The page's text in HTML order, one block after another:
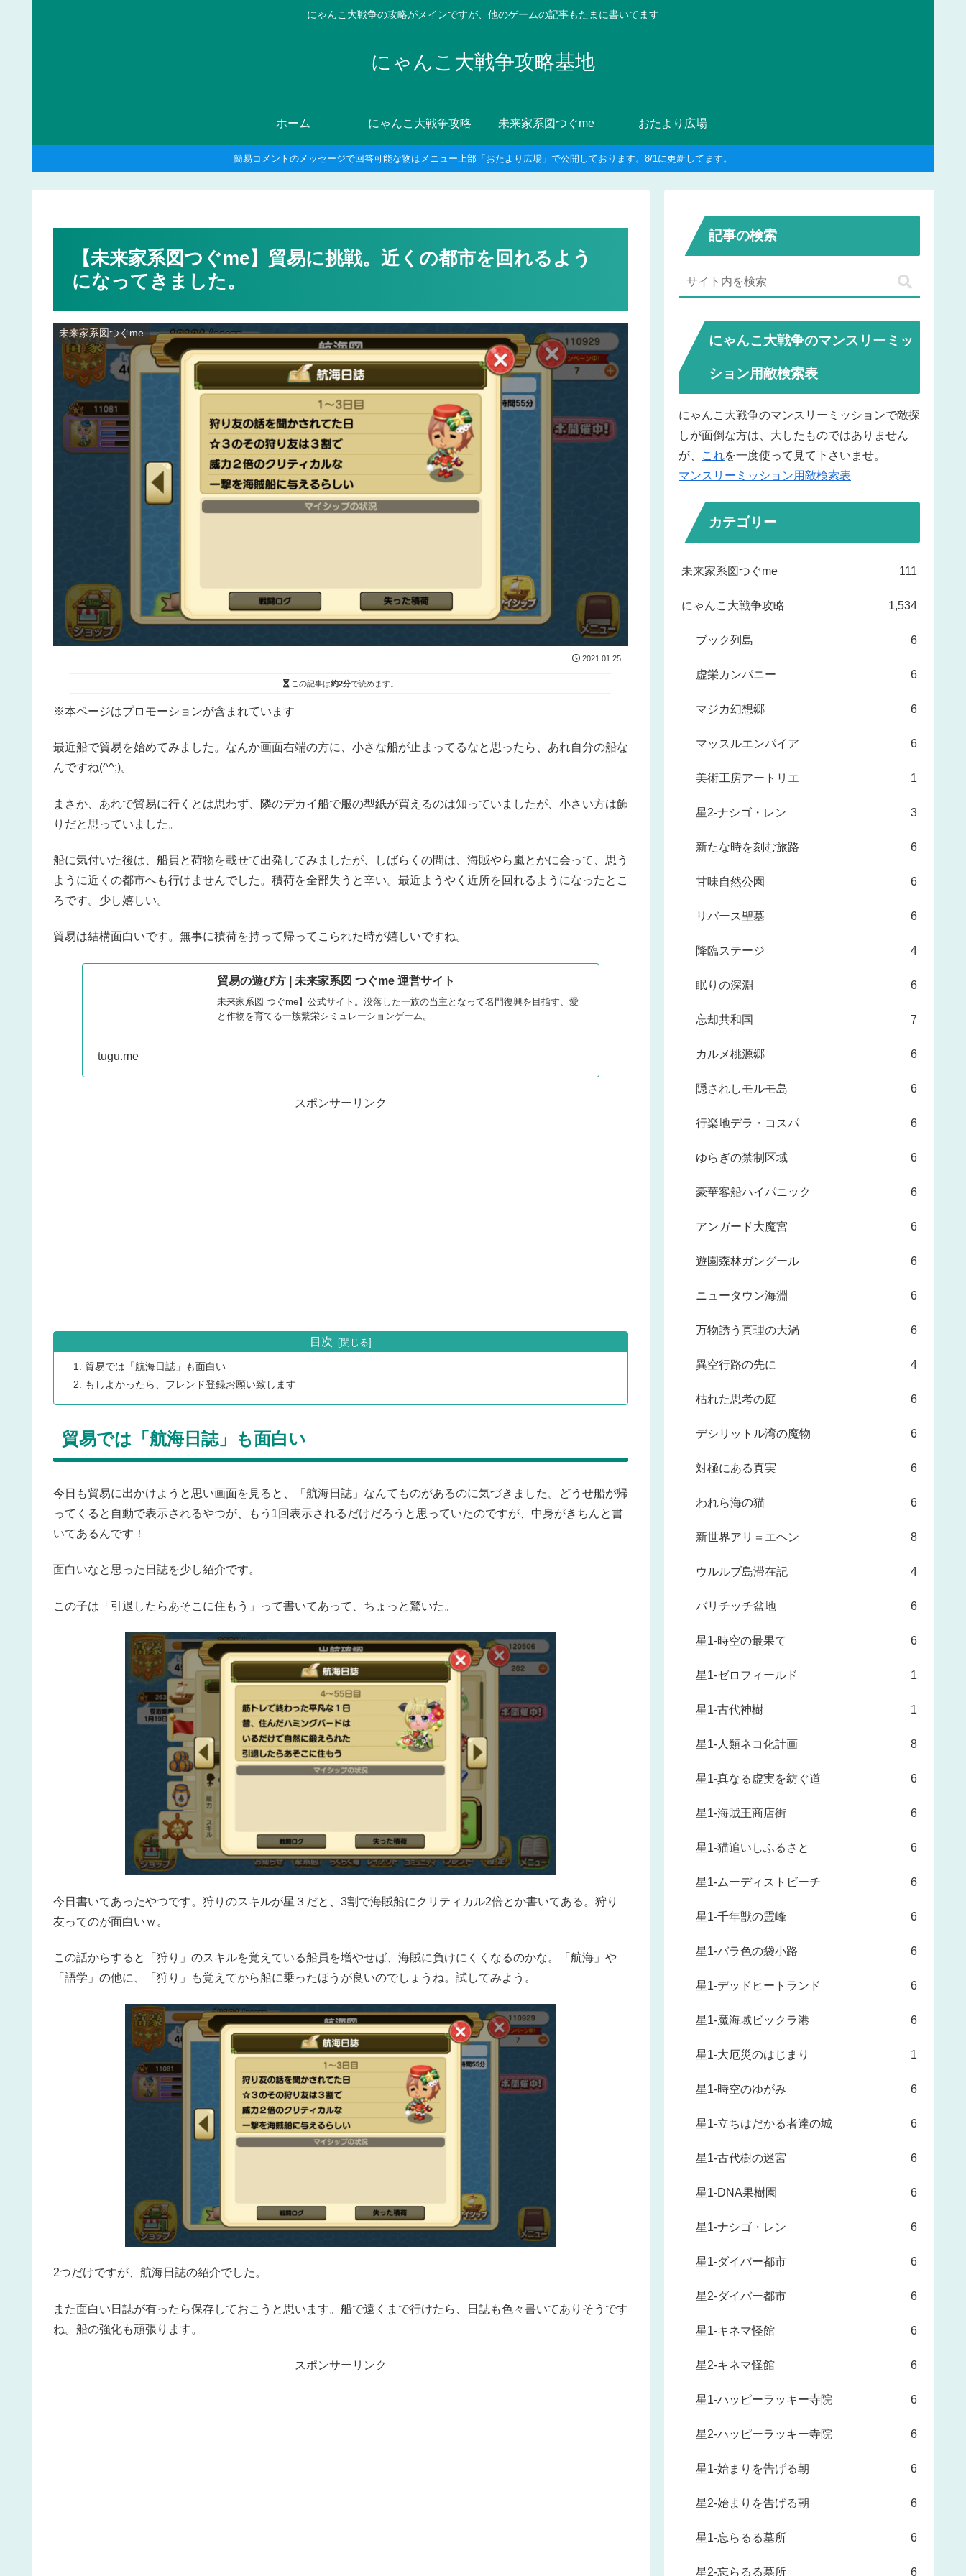
にゃんこ大戦争の攻略がメインですが、他のゲームの記事もたまに書いてます
にゃんこ大戦争攻略基地
ホーム にゃんこ大戦争攻略 未来家系図つぐme おたより広場
簡易コメントのメッセージで回答可能な物はメニュー上部「おたより広場」で公開しております。8/1に更新してます。
【未来家系図つぐme】貿易に挑戦。近くの都市を回れるよう
になってきました。
未来家系図つぐme
2021.01.25
この記事は約2分で読めます。
※本ページはプロモーションが含まれています
最近船で貿易を始めてみました。なんか画面右端の方に、小さな船が止まってるなと思ったら、あれ自分の船な
んですね(^^;)。
まさか、あれで貿易に行くとは思わず、隣のデカイ船で服の型紙が買えるのは知っていましたが、小さい方は飾
りだと思っていました。
船に気付いた後は、船員と荷物を載せて出発してみましたが、しばらくの間は、海賊やら嵐とかに会って、思う
ように近くの都市へも行けませんでした。積荷を全部失うと辛い。最近ようやく近所を回れるようになったとこ
ろです。少し嬉しい。
貿易は結構面白いです。無事に積荷を持って帰ってこられた時が嬉しいですね。
貿易の遊び方 | 未来家系図 つぐme 運営サイト
未来家系図 つぐme】公式サイト。没落した一族の当主となって名門復興を目指す、愛
と作物を育てる一族繁栄シミュレーションゲーム。
tugu.me
スポンサーリンク
目次
貿易では「航海日誌」も面白い
もしよかったら、フレンド登録お願い致します
貿易では「航海日誌」も面白い
今日も貿易に出かけようと思い画面を見ると、「航海日誌」なんてものがあるのに気づきました。どうせ船が帰
ってくると自動で表示されるやつが、もう1回表示されるだけだろうと思っていたのですが、中身がきちんと書
いてあるんです！
面白いなと思った日誌を少し紹介です。
この子は「引退したらあそこに住もう」って書いてあって、ちょっと驚いた。
今日書いてあったやつです。狩りのスキルが星３だと、3割で海賊船にクリティカル2倍とか書いてある。狩り
友ってのが面白いｗ。
この話からすると「狩り」のスキルを覚えている船員を増やせば、海賊に負けにくくなるのかな。「航海」や
「語学」の他に、「狩り」も覚えてから船に乗ったほうが良いのでしょうね。試してみよう。
2つだけですが、航海日誌の紹介でした。
また面白い日誌が有ったら保存しておこうと思います。船で遠くまで行けたら、日誌も色々書いてありそうです
ね。船の強化も頑張ります。
スポンサーリンク
記事の検索
にゃんこ大戦争のマンスリーミッ
ション用敵検索表
にゃんこ大戦争のマンスリーミッションで敵探
しが面倒な方は、大したものではありません
が、
これを一度使って見て下さいませ。
マンスリーミッション用敵検索表
カテゴリー
未来家系図つぐme 111
にゃんこ大戦争攻略 1,534
ブック列島 6
虚栄カンパニー 6
マジカ幻想郷 6
マッスルエンパイア 6
美術工房アートリエ 1
星2-ナシゴ・レン 3
新たな時を刻む旅路 6
甘味自然公園 6
リバース聖墓 6
降臨ステージ 4
眠りの深淵 6
忘却共和国 7
カルメ桃源郷 6
隠されしモルモ島 6
行楽地デラ・コスパ 6
ゆらぎの禁制区域 6
豪華客船ハイパニック 6
アンガード大魔宮 6
遊園森林ガングール 6
ニュータウン海淵 6
万物誘う真理の大渦 6
異空行路の先に 4
枯れた思考の庭 6
デシリットル湾の魔物 6
対極にある真実 6
われら海の猫 6
新世界アリ＝エヘン 8
ウルルブ島滞在記 4
バリチッチ盆地 6
星1-時空の最果て 6
星1-ゼロフィールド 1
星1-古代神樹 1
星1-人類ネコ化計画 8
星1-真なる虚実を紡ぐ道 6
星1-海賊王商店街 6
星1-猫追いしふるさと 6
星1-ムーディストビーチ 6
星1-千年獣の霊峰 6
星1-バラ色の袋小路 6
星1-デッドヒートランド 6
星1-魔海域ビックラ港 6
星1-大厄災のはじまり 1
星1-時空のゆがみ 6
星1-立ちはだかる者達の城 6
星1-古代樹の迷宮 6
星1-DNA果樹園 6
星1-ナシゴ・レン 6
星1-ダイバー都市 6
星2-ダイバー都市 6
星1-キネマ怪館 6
星2-キネマ怪館 6
星1-ハッピーラッキー寺院 6
星2-ハッピーラッキー寺院 6
星1-始まりを告げる朝 6
星2-始まりを告げる朝 6
星1-忘らるる墓所 6
星2-忘らるる墓所 6